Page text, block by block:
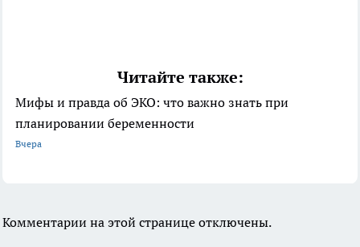
Читайте также:
Мифы и правда об ЭКО: что важно знать при
планировании беременности
Вчера
Комментарии на этой странице отключены.